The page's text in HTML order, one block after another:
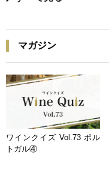
マガジン
ワインクイズ Vol.73 ポル
トガル④